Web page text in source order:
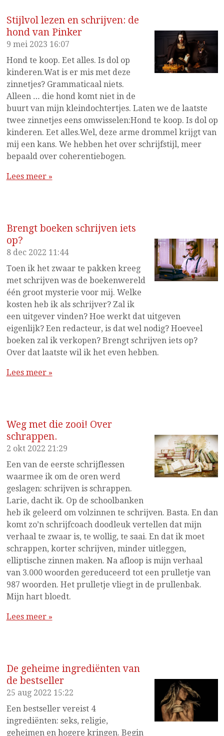
Stijlvol lezen en schrijven: de
hond van Pinker
9 mei 2023 16:07
Hond te koop. Eet alles. Is dol op
kinderen.Wat is er mis met deze
zinnetjes? Grammaticaal niets.
Alleen … die hond komt niet in de
buurt van mijn kleindochtertjes. Laten we de laatste
twee zinnetjes eens omwisselen:Hond te koop. Is dol op
kinderen. Eet alles.Wel, deze arme drommel krijgt van
mij een kans. We hebben het over schrijfstijl, meer
bepaald over coherentiebogen.
Lees meer »
Brengt boeken schrijven iets
op?
8 dec 2022 11:44
Toen ik het zwaar te pakken kreeg
met schrijven was de boekenwereld
één groot mysterie voor mij. Welke
kosten heb ik als schrijver? Zal ik
een uitgever vinden? Hoe werkt dat uitgeven
eigenlijk? Een redacteur, is dat wel nodig? Hoeveel
boeken zal ik verkopen? Brengt schrijven iets op?
Over dat laatste wil ik het even hebben.
Lees meer »
Weg met die zooi! Over
schrappen.
2 okt 2022 21:29
Een van de eerste schrijflessen
waarmee ik om de oren werd
geslagen: schrijven is schrappen.
Larie, dacht ik. Op de schoolbanken
heb ik geleerd om volzinnen te schrijven. Basta. En dan
komt zo’n schrijfcoach doodleuk vertellen dat mijn
verhaal te zwaar is, te wollig, te saai. En dat ik moet
schrappen, korter schrijven, minder uitleggen,
elliptische zinnen maken. Na afloop is mijn verhaal
van 3.000 woorden gereduceerd tot een prulletje van
987 woorden. Het prulletje vliegt in de prullenbak.
Mijn hart bloedt.
Lees meer »
De geheime ingrediënten van
de bestseller
25 aug 2022 15:22
Een bestseller vereist 4
ingrediënten: seks, religie,
geheimen en hogere kringen. Begin